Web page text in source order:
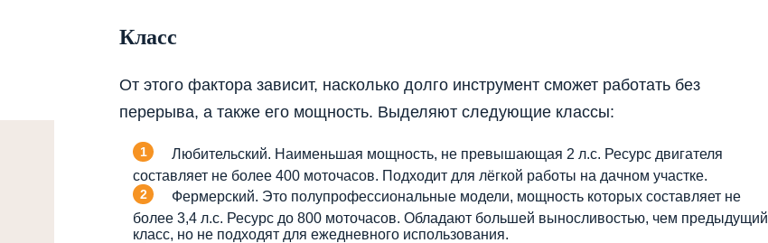
Класс
От этого фактора зависит, насколько долго инструмент сможет работать без
перерыва, а также его мощность. Выделяют следующие классы:
Любительский. Наименьшая мощность, не превышающая 2 л.с. Ресурс двигателя
составляет не более 400 моточасов. Подходит для лёгкой работы на дачном участке.
Фермерский. Это полупрофессиональные модели, мощность которых составляет не
более 3,4 л.с. Ресурс до 800 моточасов. Обладают большей выносливостью, чем предыдущий
класс, но не подходят для ежедневного использования.